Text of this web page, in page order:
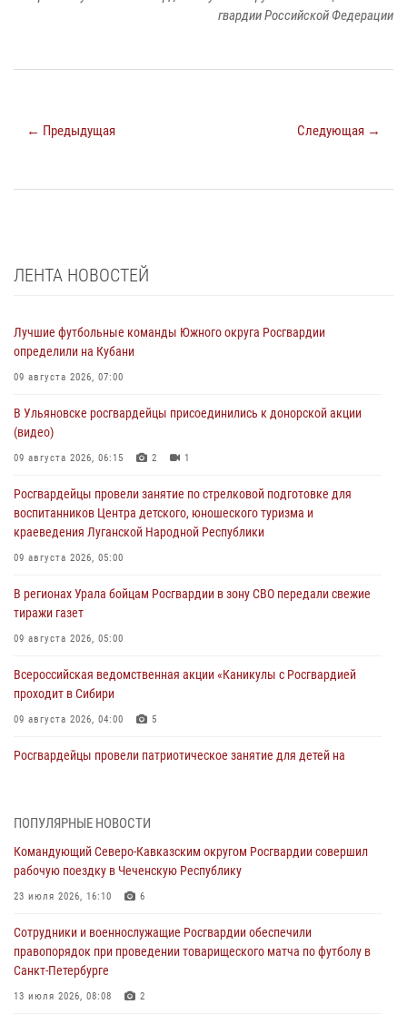
гвардии Российской Федерации
← Предыдущая Следующая →
ЛЕНТА НОВОСТЕЙ
Лучшие футбольные команды Южного округа Росгвардии
определили на Кубани
09 августа 2026, 07:00
В Ульяновске росгвардейцы присоединились к донорской акции
(видео)
09 августа 2026, 06:15 2 1
Росгвардейцы провели занятие по стрелковой подготовке для
воспитанников Центра детского, юношеского туризма и
краеведения Луганской Народной Республики
09 августа 2026, 05:00
В регионах Урала бойцам Росгвардии в зону СВО передали свежие
тиражи газет
09 августа 2026, 05:00
Всероссийская ведомственная акции «Каникулы с Росгвардией
проходит в Сибири
09 августа 2026, 04:00 5
Росгвардейцы провели патриотическое занятие для детей на
юных воспитанников спортивной школы
08 августа 2026, 13:00
стен музея истории космонавтики в Калуге
08 августа 2026, 09:29 2
В Северо-Западном округе Росгвардии продолжаются мероприятия
ПОПУЛЯРНЫЕ НОВОСТИ
Командующий Северо-Кавказским округом Росгвардии совершил
рабочую поездку в Чеченскую Республику
23 июля 2026, 16:10 6
Сотрудники и военнослужащие Росгвардии обеспечили
правопорядок при проведении товарищеского матча по футболу в
Санкт-Петербурге
13 июля 2026, 08:08 2